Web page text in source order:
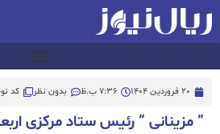
20 فروردین 1404 7:36 ب.ظ بدون نظر کد
” مزینانی ” رئیس ستاد مرکزی